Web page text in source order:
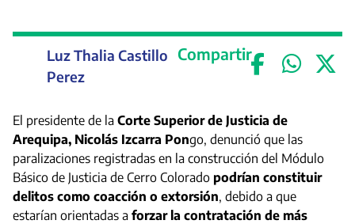
Luz Thalia Castillo
Perez
Compartir
El presidente de la Corte Superior de Justicia de
Arequipa, Nicolás Izcarra Pongo, denunció que las
paralizaciones registradas en la construcción del Módulo
Básico de Justicia de Cerro Colorado podrían constituir
delitos como coacción o extorsión, debido a que
estarían orientadas a forzar la contratación de más